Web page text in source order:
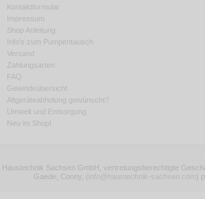
Kontaktformular
Impressum
Shop Anleitung
Info's zum Pumpentausch
Versand
Zahlungsarten
FAQ
Gewindeübersicht
Altgeräteabholung gewünscht?
Umwelt und Entsorgung
Neu im Shop!
Haustechnik Sachsen GmbH, vertretungsberechtigte
Gaede, Conny, ( info@haustechnik-sachsen.com )